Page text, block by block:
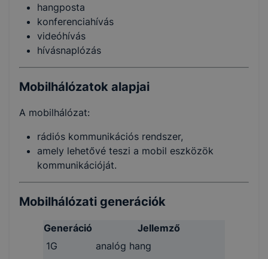
hangposta
konferenciahívás
videóhívás
hívásnaplózás
Mobilhálózatok alapjai
A mobilhálózat:
rádiós kommunikációs rendszer,
amely lehetővé teszi a mobil eszközök
kommunikációját.
Mobilhálózati generációk
Generáció
Jellemző
1G
analóg hang